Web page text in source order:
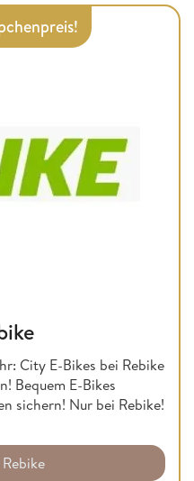
City E-Bikes bei Rebike
Bequem E-Bikes
sichern! Nur bei Rebike!